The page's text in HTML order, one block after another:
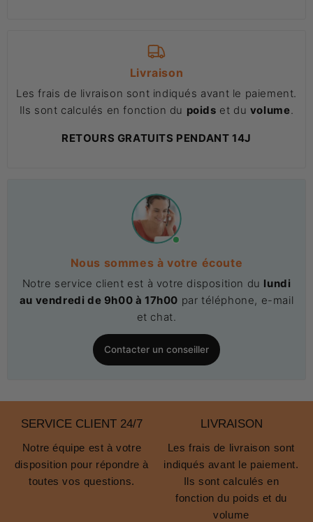
Livraison
Les frais de livraison sont indiqués avant le paiement.
Ils sont calculés en fonction du poids et du volume.
RETOURS GRATUITS PENDANT 14J
Nous sommes à votre écoute
Notre service client est à votre disposition du lundi
au vendredi de 9h00 à 17h00 par téléphone, e-mail
et chat.
Contacter un conseiller
SERVICE CLIENT 24/7
Notre équipe est à votre
disposition pour répondre à
toutes vos questions.
LIVRAISON
Les frais de livraison sont
indiqués avant le paiement.
Ils sont calculés en
fonction du poids et du
volume